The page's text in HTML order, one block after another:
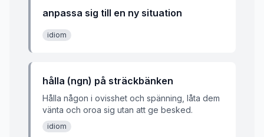
anpassa sig till en ny situation
idiom
hålla (ngn) på sträckbänken
Hålla någon i ovisshet och spänning, låta dem
vänta och oroa sig utan att ge besked.
idiom